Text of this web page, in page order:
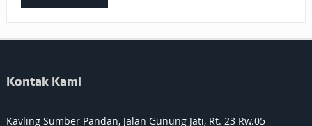
Kontak Kami
Kavling Sumber Pandan, Jalan Gunung Jati, Rt. 23 Rw.05